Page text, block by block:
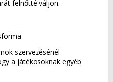
felnőtté váljon.
szervezésénél
a játékosoknak egyéb